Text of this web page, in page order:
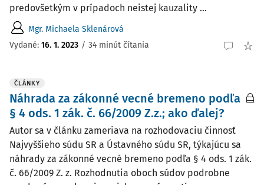
predovšetkým v prípadoch neistej kauzality ...
Mgr. Michaela Sklenárová
Vydané: 16. 1. 2023 / 34 minút čítania
ČLÁNKY
Náhrada za zákonné vecné bremeno podľa
§ 4 ods. 1 zák. č. 66/2009 Z.z.; ako ďalej?
Autor sa v článku zameriava na rozhodovaciu činnosť
Najvyššieho súdu SR a Ústavného súdu SR, týkajúcu sa
náhrady za zákonné vecné bremeno podľa § 4 ods. 1 zák.
č. 66/2009 Z. z. Rozhodnutia oboch súdov podrobne